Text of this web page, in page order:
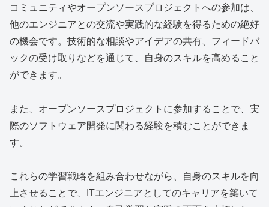
コミュニティやオープンソースプロジェクトへの参加は、
他のエンジニアとの交流や実践的な経験を得るための絶好
の機会です。技術的な相談やアイデアの共有、フィードバ
ックの受け取りなどを通じて、自身のスキルを高めること
ができます。
また、オープンソースプロジェクトに参加することで、実
際のソフトウェア開発に関わる経験を積むことができま
す。
これらの学習戦略を組み合わせながら、自身のスキルを向
上させることで、ITエンジニアとしてのキャリアを築いて